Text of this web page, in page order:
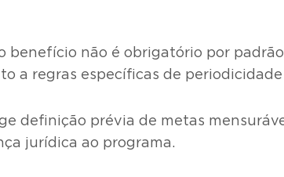
benefício não é obrigatório por
a regras específicas de
definição prévia de metas
jurídica ao programa.